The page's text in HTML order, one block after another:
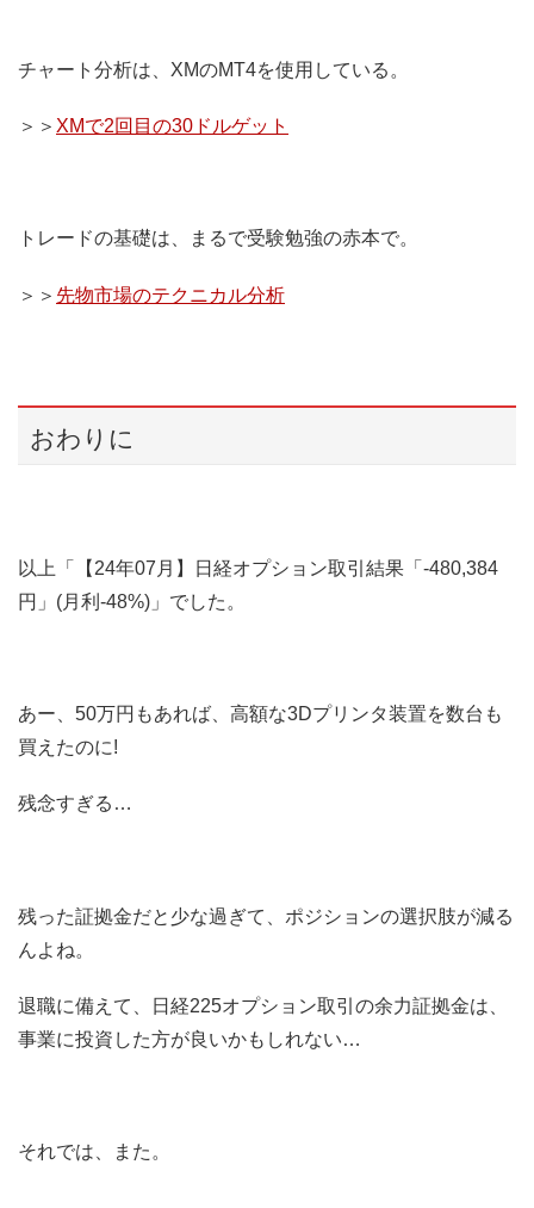
チャート分析は、XMのMT4を使用している。
＞＞ XMで2回目の30ドルゲット
トレードの基礎は、まるで受験勉強の赤本で。
＞＞ 先物市場のテクニカル分析
おわりに
以上「【24年07月】日経オプション取引結果「-480,384
円」(月利-48%)」でした。
あー、50万円もあれば、高額な3Dプリンタ装置を数台も
買えたのに!
残念すぎる…
残った証拠金だと少な過ぎて、ポジションの選択肢が減る
んよね。
退職に備えて、日経225オプション取引の余力証拠金は、
事業に投資した方が良いかもしれない…
それでは、また。